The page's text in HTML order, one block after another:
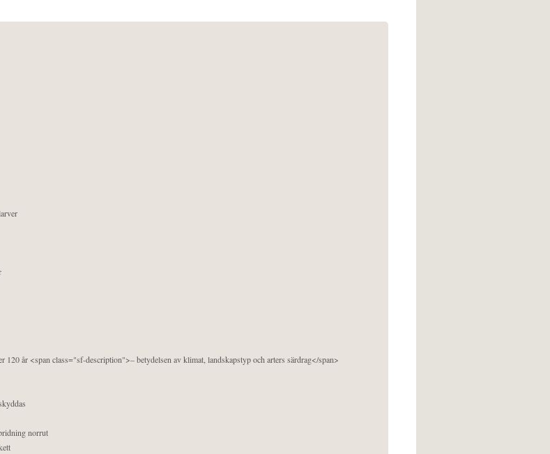
år <span class="sf-description">– betydelsen av klimat, landskapstyp och arters särdrag</span>
norrut